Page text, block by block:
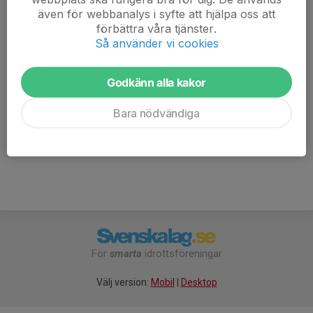
Nicklas Olofsson
072-551 60 25
Susanne Hallgren
Tränare
För smarta idrottsföreningar
Välj version: Mobil Desktop
även för webbanalys i syfte att hjälpa oss att
förbättra våra tjänster.
Så använder vi cookies
Godkänn alla kakor
Bara nödvändiga